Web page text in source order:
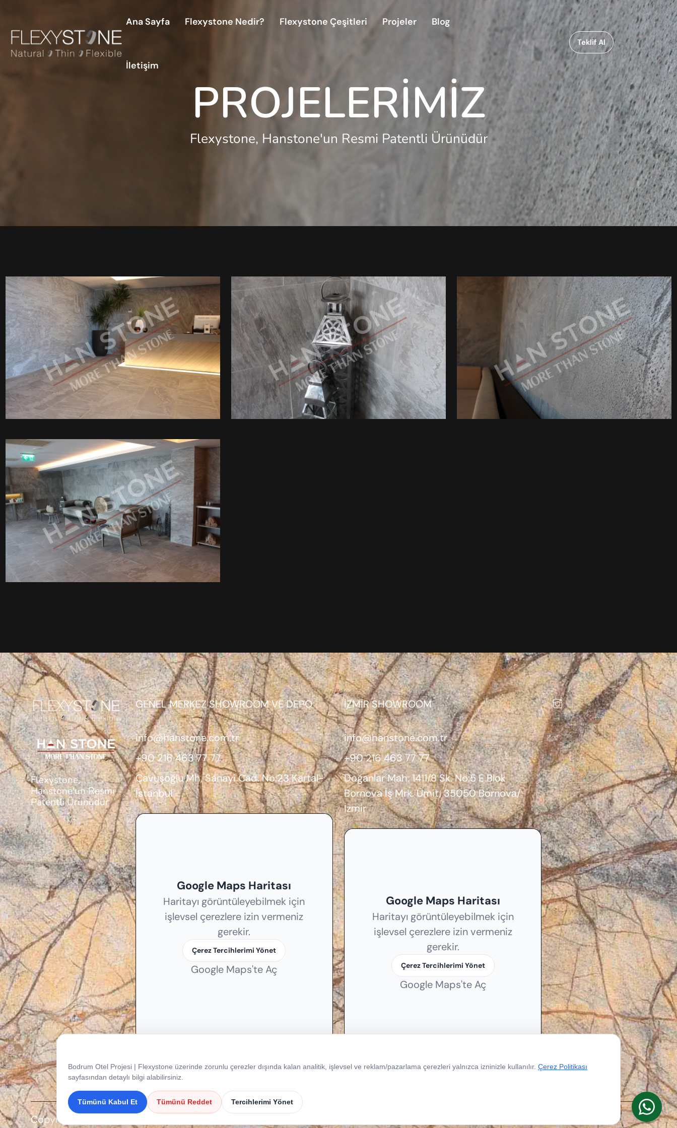
Ana Sayfa Flexystone Nedir? Flexystone Çeşitleri Projeler Blog
İletişim
Teklif Al
PROJELERİMİZ
Flexystone, Hanstone'un Resmi Patentli Ürünüdür
Flexystone,
Hanstone'un Resmi
Patentli Ürünüdür
GENEL MERKEZ SHOWROOM VE DEPO
info@hanstone.com.tr
+90 216 463 77 77
Çavuşoğlu Mh, Sanayi Cad. No:23 Kartal-
İstanbul
Google Maps Haritası
Haritayı görüntüleyebilmek için
işlevsel çerezlere izin vermeniz
gerekir.
Çerez Tercihlerimi Yönet
Google Maps'te Aç
İZMİR SHOWROOM
info@hanstone.com.tr
+90 216 463 77 77
Doğanlar Mah. 1411/8 Sk. No:5 E Blok
Bornova İş Mrk. Ümit, 35050 Bornova/
İzmir
Google Maps Haritası
Haritayı görüntüleyebilmek için
işlevsel çerezlere izin vermeniz
gerekir.
Çerez Tercihlerimi Yönet
Google Maps'te Aç
Copyright © 2026 Flexystone. Tüm Hakları Saklıdır.
Bodrum Otel Projesi | Flexystone üzerinde zorunlu çerezler dışında kalan analitik, işlevsel ve reklam/pazarlama çerezleri yalnızca izninizle kullanılır. Çerez Politikası
sayfasından detaylı bilgi alabilirsiniz.
Tümünü Kabul Et Tümünü Reddet Tercihlerimi Yönet